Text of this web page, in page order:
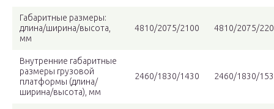
Габаритные размеры:
длина/ширина/высота,
мм
4810/2075/2100 4810/2075/
Внутренние габаритные
размеры грузовой
платформы (длина/
ширина/высота), мм
2460/1830/1430 2460/1830/